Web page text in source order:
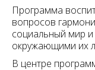
Программа
вопросов
социальный мир
окружающими их
В центре